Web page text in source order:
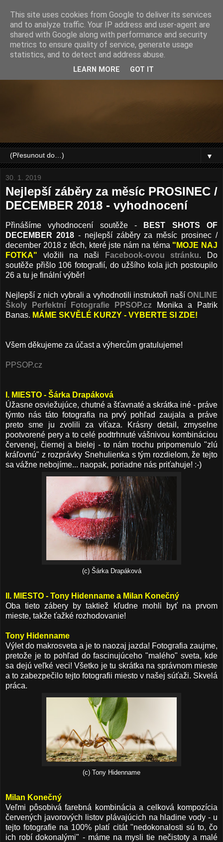
▼
30. 1. 2019
Nejlepší záběry za měsíc PROSINEC /
DECEMBER 2018 - vyhodnocení
Přinášíme vyhodnocení soutěže -
BEST SHOTS OF
DECEMBER 2018- nejlepší záběry za měsíc prosinec /
december 2018 z těch, které jste nám na téma "MOJE NAJ
FOTKA" vložili na naši Facebook-ovou stránku.
Do
soutěže přišlo 106 fotografií, do užšího kola jich postoupilo
26 a tu je finální výběr!
Nejlepší z nich vybrali a vyhodnotili instruktoři naší ONLINE
Školy Perfektní Fotografie PPSOP.cz Monika a Patrik
Banas. MÁME SKVĚLÉ KURZY - VYBERTE SI ZDE!
Všem děkujeme za účast a výhercům gratulujeme!
PPSOP.cz
I. MIESTO - Šárka Drapáková
Úžasne osviežujúce, chutné a šťavnaté a skrátka iné - práve
týmto nás táto fotografia na prvý pohľad zaujala a práve
preto sme ju zvolili za víťaza. Krásny detail, zmyselne
pootvorené pery a to celé podtrhnuté vášnivou kombináciou
červenej, čiernej a bielej - to nám trochu pripomenulo "zlú
kráľovnú" z rozprávky Snehulienka s tým rozdielom, že tejto
sa vážne nebojíme... naopak, poriadne nás priťahuje! :-)
(c) Šárka Drapáková
II. MIESTO - Tony Hidenname a Milan Konečný
Oba tieto zábery by taktiež kľudne mohli byť na prvom
mieste, takže ťažké rozhodovanie!
Tony Hidenname
Výlet do makrosveta a je to naozaj jazda! Fotografia zaujme,
pretože je to pohľad do fascinujúceho "malého" sveta, kde
sa dejú veľké veci! Všetko je tu skrátka na správnom mieste
a to zabezpečilo tejto fotografii miesto v našej súťaži. Skvelá
práca.
(c) Tony Hidenname
Milan Konečný
Veľmi pôsobivá farebná kombinácia a celková kompozícia
červených javorových listov plávajúcich na hladine vody - u
tejto fotografie na 100% platí citát "nedokonalosti sú to, čo
ich robí dokonalými" - máme na mysli tie nečistoty a malé
This site uses cookies from Google to deliver its services
and to analyze traffic. Your IP address and user-agent are
shared with Google along with performance and security
metrics to ensure quality of service, generate usage
statistics, and to detect and address abuse.
LEARN MORE GOT IT